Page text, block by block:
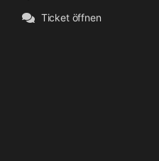
Ticket öffnen